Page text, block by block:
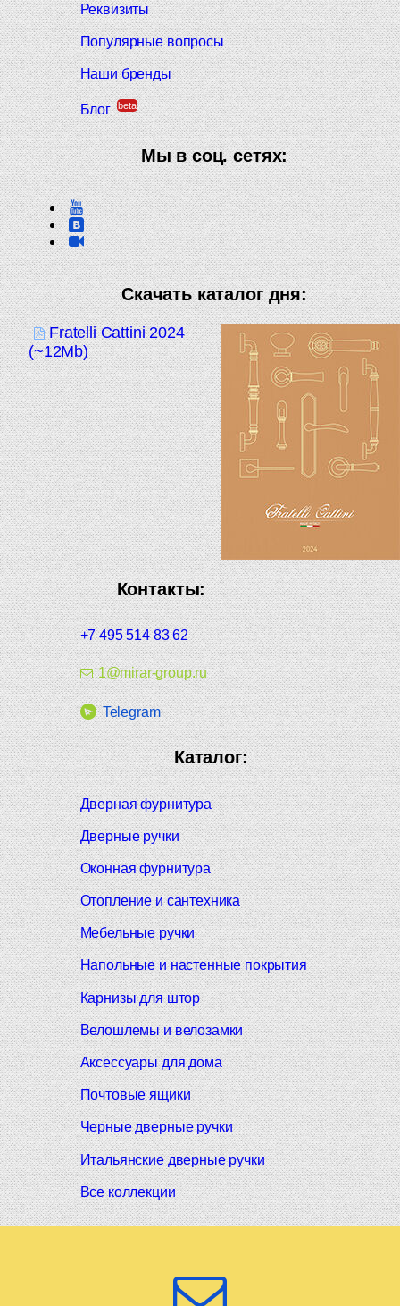
Реквизиты
Популярные вопросы
Наши бренды
Блог beta
Мы в соц. сетях:
Скачать каталог дня:
Fratelli Cattini 2024
(~12Mb)
Контакты:
+7 495 514 83 62
1@mirar-group.ru
Telegram
Каталог:
Дверная фурнитура
Дверные ручки
Оконная фурнитура
Отопление и сантехника
Мебельные ручки
Напольные и настенные покрытия
Карнизы для штор
Велошлемы и велозамки
Аксессуары для дома
Почтовые ящики
Черные дверные ручки
Итальянские дверные ручки
Все коллекции